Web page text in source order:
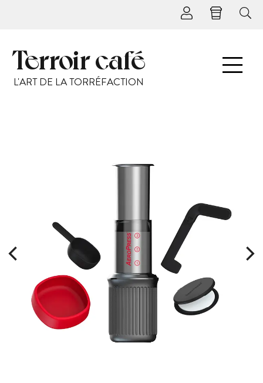
Terroir café
L'ART DE LA TORRÉFACTION